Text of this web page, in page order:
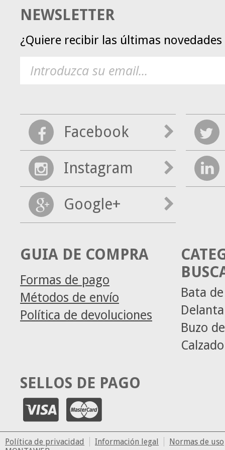
NEWSLETTER
¿Quiere recibir las últimas
Facebook
Instagram
Google+
GUIA DE COMPRA
Formas de pago
Métodos de envío
Política de devoluciones
Bata
Buzo
SELLOS DE PAGO
Política de privacidad Información legal
Normas de uso